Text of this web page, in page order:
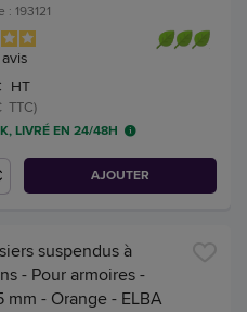
: 193121
avis
HT
TTC)
LIVRÉ EN 24/48H
AJOUTER
suspendus à
- Pour armoires -
mm - Orange - ELBA